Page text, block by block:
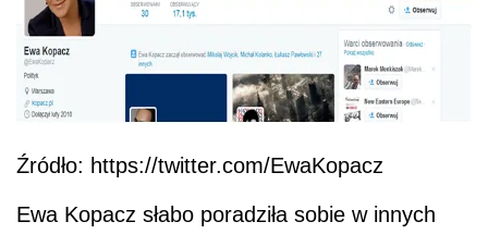
Źródło: https://twitter.com/EwaKopacz
Ewa Kopacz słabo poradziła sobie w innych